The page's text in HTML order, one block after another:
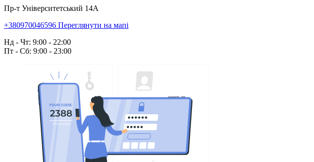
Пр-т Університетський 14А
+380970046596 Переглянути на мапі
Нд - Чт: 9:00 - 22:00
Пт - Сб: 9:00 - 23:00